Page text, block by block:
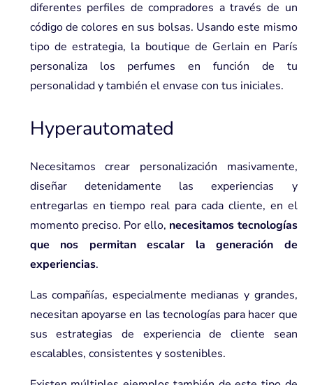
diferentes perfiles de compradores a través de un
código de colores en sus bolsas. Usando este mismo
tipo de estrategia, la boutique de Gerlain en París
personaliza los perfumes en función de tu
personalidad y también el envase con tus iniciales.
Hyperautomated
Necesitamos crear personalización masivamente,
diseñar detenidamente las experiencias y
entregarlas en tiempo real para cada cliente, en el
momento preciso. Por ello, necesitamos tecnologías
que nos permitan escalar la generación de
experiencias.
Las compañías, especialmente medianas y grandes,
necesitan apoyarse en las tecnologías para hacer que
sus estrategias de experiencia de cliente sean
escalables, consistentes y sostenibles.